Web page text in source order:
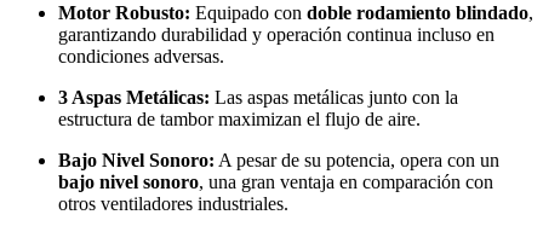
Motor Robusto: Equipado con doble rodamiento blindado,
garantizando durabilidad y operación continua incluso en
condiciones adversas.
3 Aspas Metálicas: Las aspas metálicas junto con la
estructura de tambor maximizan el flujo de aire.
Bajo Nivel Sonoro: A pesar de su potencia, opera con un
bajo nivel sonoro, una gran ventaja en comparación con
otros ventiladores industriales.